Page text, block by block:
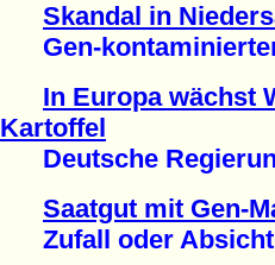
Skandal in
Gen-kontaminierter
In Europa wächst
Kartoffel
Deutsche
Saatgut mit Gen-
Zufall oder